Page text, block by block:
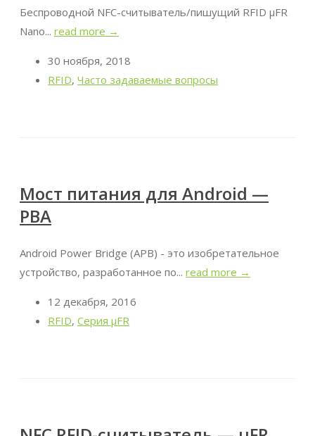
Беспроводной NFC-считыватель/пишущий RFID μFR
Nano... read more →
30 ноября, 2018
RFID, Часто задаваемые вопросы
Мост питания для Android —
PBA
Android Power Bridge (APB) - это изобретательное
устройство, разработанное по... read more →
12 декабря, 2016
RFID, Серия μFR